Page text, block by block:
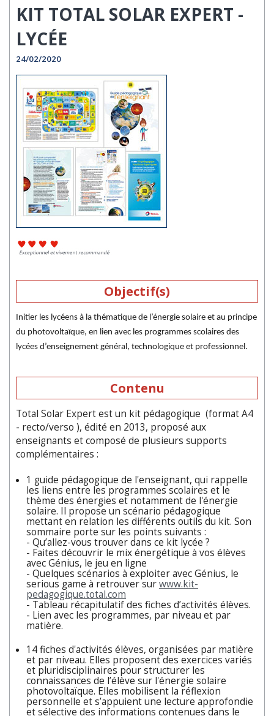
KIT TOTAL SOLAR EXPERT -
LYCÉE
24/02/2020
Objectif(s)
Initier les lycéens à la thématique de l’énergie solaire et au principe
du photovoltaïque, en lien avec les programmes scolaires des
lycées d’enseignement général, technologique et professionnel.
Contenu
Total Solar Expert est un kit pédagogique (format A4
- recto/verso ), édité en 2013, proposé aux
enseignants et composé de plusieurs supports
complémentaires :
1 guide pédagogique de l'enseignant, qui rappelle
les liens entre les programmes scolaires et le
thème des énergies et notamment de l'énergie
solaire. Il propose un scénario pédagogique
mettant en relation les différents outils du kit. Son
sommaire porte sur les points suivants :
- Qu’allez-vous trouver dans ce kit lycée ?
- Faites découvrir le mix énergétique à vos élèves
avec Génius, le jeu en ligne
- Quelques scénarios à exploiter avec Génius, le
serious game à retrouver surwww.kit-
pedagogique.total.com
- Tableau récapitulatif des fiches d’activités élèves.
- Lien avec les programmes, par niveau et par
matière.
14 fiches d'activités élèves, organisées par matière
et par niveau. Elles proposent des exercices variés
et pluridisciplinaires pour structurer les
connaissances de l’élève sur l'énergie solaire
photovoltaïque. Elles mobilisent la réflexion
personnelle et s’appuient une lecture approfondie
et sélective des informations contenues dans le